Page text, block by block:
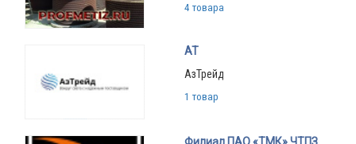
4 товара
АТ
АзТрейд
1 товар